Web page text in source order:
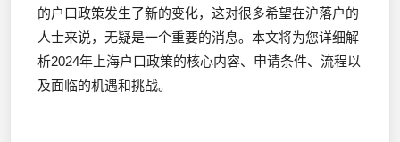
的户口政策发生了新的变化，这对很多希望在沪落户的
人士来说，无疑是一个重要的消息。本文将为您详细解
析2024年上海户口政策的核心内容、申请条件、流程以
及面临的机遇和挑战。